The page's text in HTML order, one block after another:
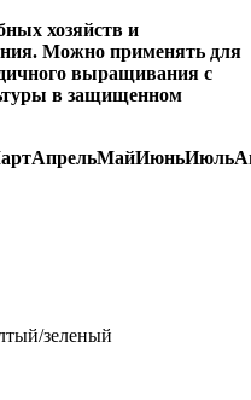
хозяйств и
Можно применять для
выращивания с
в защищенном
АпрельМайИюньИюль
зеленый